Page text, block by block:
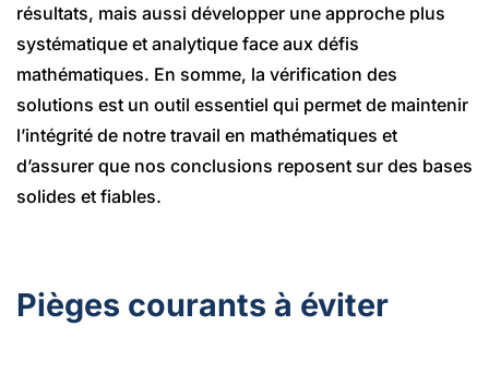
résultats, mais aussi développer une approche plus
systématique et analytique face aux défis
mathématiques. En somme, la vérification des
solutions est un outil essentiel qui permet de maintenir
l’intégrité de notre travail en mathématiques et
d’assurer que nos conclusions reposent sur des bases
solides et fiables.
Pièges courants à éviter